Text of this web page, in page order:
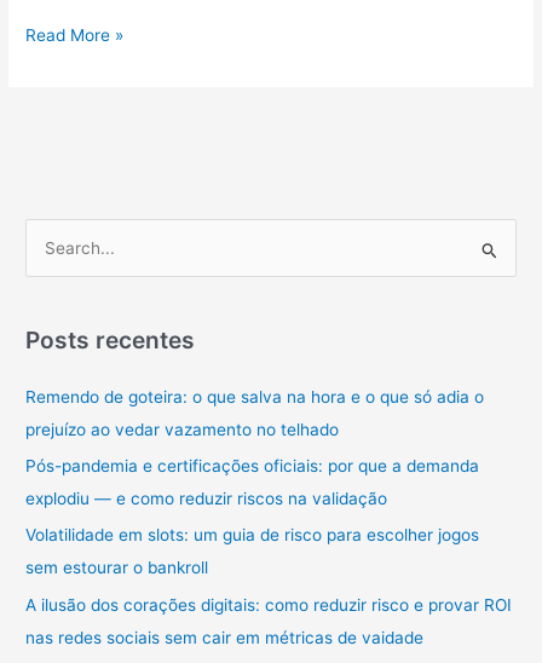
Os
inteligente
Read More »
q
i
s
a
r
p
o
Posts recentes
Remendo de goteira: o que salva na hora e o que só adia o
prejuízo ao vedar vazamento no telhado
Pós-pandemia e certificações oficiais: por que a demanda
explodiu — e como reduzir riscos na validação
Volatilidade em slots: um guia de risco para escolher jogos
sem estourar o bankroll
A ilusão dos corações digitais: como reduzir risco e provar ROI
nas redes sociais sem cair em métricas de vaidade